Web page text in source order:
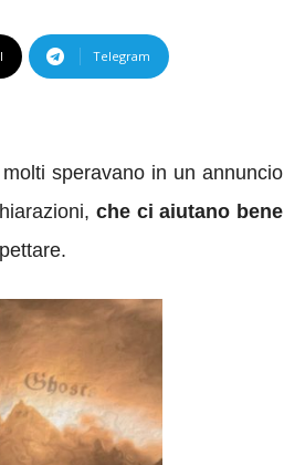
Telegram
speravano in un annuncio
che ci aiutano bene